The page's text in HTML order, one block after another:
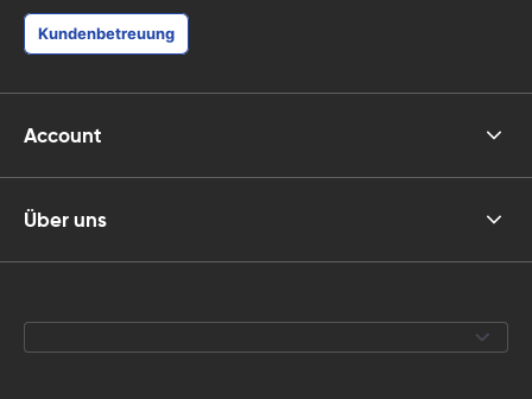
Kundenbetreuung
Account
Über uns